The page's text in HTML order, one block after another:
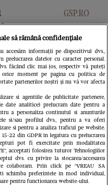
a
o
GSP.RO
„Ati
de azi!
„Să-i
să rămână confidențiale
accesăm informații pe dispozitivul dvs.,
datelor cu caracter personal.
făcând clic mai jos, respectiv vă puteți
moment pe pagina cu politica de
partenerilor noștri și nu vă vor afecta
si agentiile de publicitate partenere,
analitice) prelucram date pentru a
a personaliza continutul si anunturile
si/sau profilul dvs., pentru a va oferi
si pentru a analiza traficul pe website.
22 din GDPR in legatura cu prelucrarea
pot fi exercitate prin modalitatea
acceptati folosirea tuturor Tehnologiilor
dvs. cu privire la stocarea/accesarea
colaboram. Prin click pe “VREAU SA
schimba preferintele in mod individual,
pentru functionarea website-ului.